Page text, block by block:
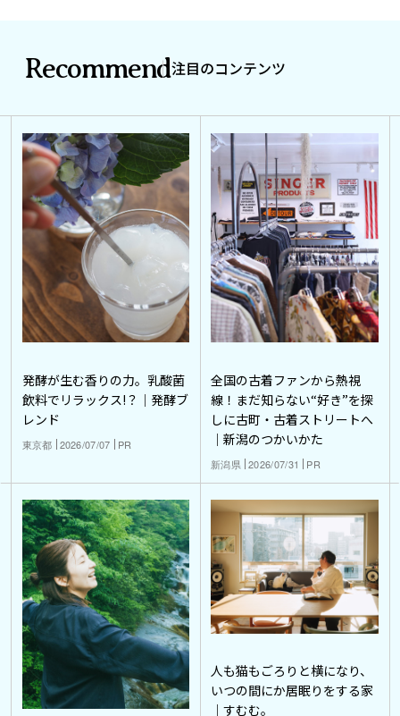
Recommend注目のコンテンツ
発酵が生む香りの力。乳酸菌
飲料でリラックス!？｜発酵ブ
レンド
東京都 2026/07/07 PR
全国の古着ファンから熱視
線！まだ知らない“好き”を探
しに古町・古着ストリートへ
｜新潟のつかいかた
新潟県 2026/07/31 PR
人も猫もごろりと横になり、
いつの間にか居眠りをする家
｜すむむ。